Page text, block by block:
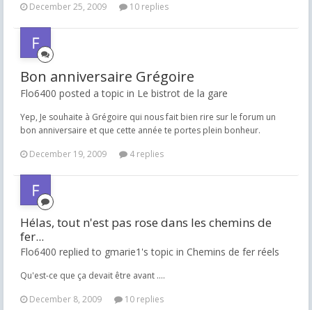
December 25, 2009
10 replies
Bon anniversaire Grégoire
Flo6400 posted a topic in Le bistrot de la gare
Yep, Je souhaite à Grégoire qui nous fait bien rire sur le forum un
bon anniversaire et que cette année te portes plein bonheur.
December 19, 2009
4 replies
Hélas, tout n'est pas rose dans les chemins de
fer...
Flo6400 replied to gmarie1's topic in Chemins de fer réels
Qu'est-ce que ça devait être avant ....
December 8, 2009
10 replies